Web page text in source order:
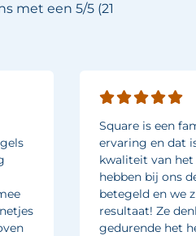
met een 5/5 (21
met jarenlange
in de hoge
Ze
en het toilet
blij met het mooie
echt met je mee
van tegels